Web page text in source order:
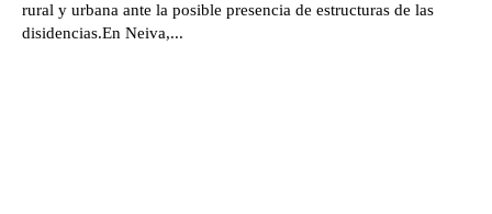
rural y urbana ante la posible presencia de estructuras de las
disidencias.En Neiva,...